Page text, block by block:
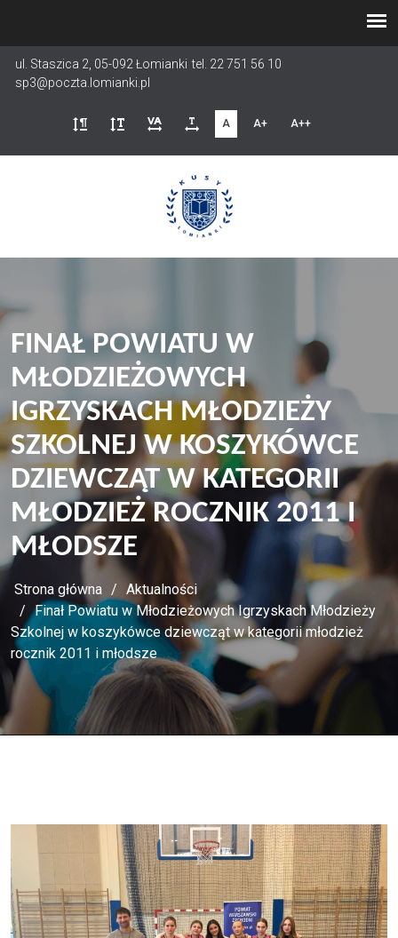
treści
ul. Staszica 2, 05-092 Łomianki tel. 22 751 56 10
sp3@poczta.lomianki.pl
A A+ A++
FINAŁ POWIATU W
MŁODZIEŻOWYCH
IGRZYSKACH MŁODZIEŻY
SZKOLNEJ W KOSZYKÓWCE
DZIEWCZĄT W KATEGORII
MŁODZIEŻ ROCZNIK 2011 I
MŁODSZE
Strona główna
Aktualności
Finał Powiatu w Młodzieżowych Igrzyskach Młodzieży
Szkolnej w koszykówce dziewcząt w kategorii młodzież
rocznik 2011 i młodsze